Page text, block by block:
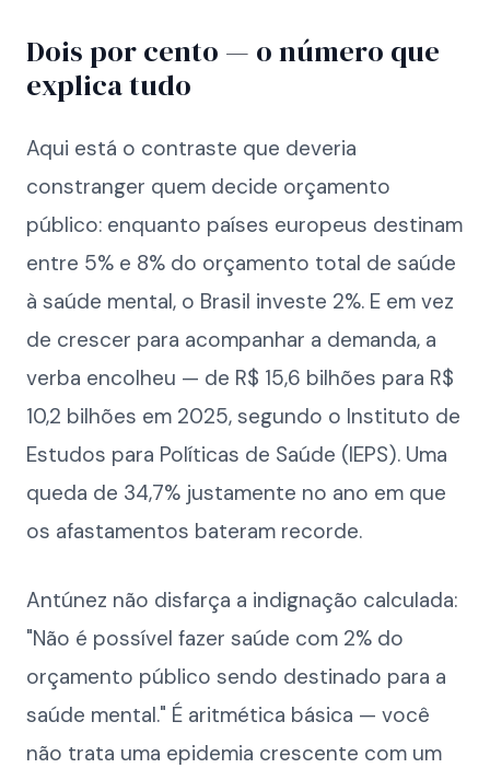
Dois por cento — o número que
explica tudo
Aqui está o contraste que deveria
constranger quem decide orçamento
público: enquanto países europeus destinam
entre 5% e 8% do orçamento total de saúde
à saúde mental, o Brasil investe 2%. E em vez
de crescer para acompanhar a demanda, a
verba encolheu — de R$ 15,6 bilhões para R$
10,2 bilhões em 2025, segundo o Instituto de
Estudos para Políticas de Saúde (IEPS). Uma
queda de 34,7% justamente no ano em que
os afastamentos bateram recorde.
Antúnez não disfarça a indignação calculada:
"Não é possível fazer saúde com 2% do
orçamento público sendo destinado para a
saúde mental." É aritmética básica — você
não trata uma epidemia crescente com um